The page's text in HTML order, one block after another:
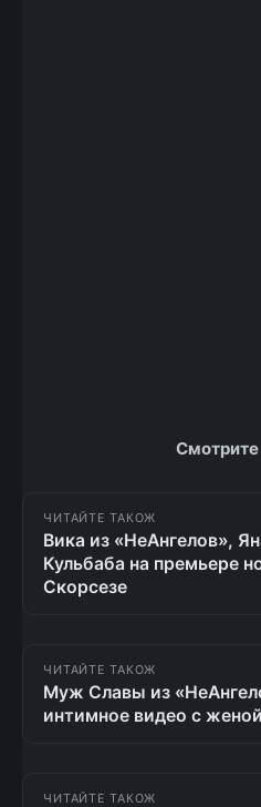
ЧИТАЙТЕ ТАКОЖ
Вика из «НеАнгелов»,
Кульбаба на премьере
Скорсезе
ЧИТАЙТЕ ТАКОЖ
Муж Славы из
интимное видео с женой
ЧИТАЙТЕ ТАКОЖ